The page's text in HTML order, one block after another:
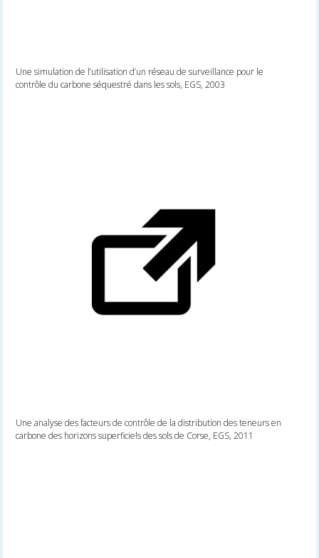
Une simulation de l’utilisation d’un réseau de surveillance pour le
contrôle du carbone séquestré dans les sols, EGS, 2003
Une analyse des facteurs de contrôle de la distribution des teneurs en
carbone des horizons superficiels des sols de Corse, EGS, 2011